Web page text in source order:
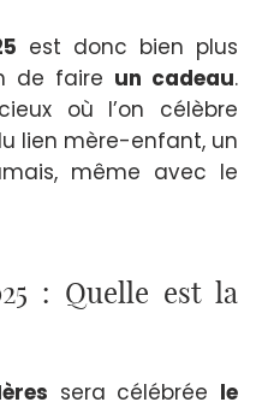
est donc bien plus
de faire un cadeau.
où l’on célèbre
lien mère-enfant, un
même avec le
: Quelle est la
sera célébrée le